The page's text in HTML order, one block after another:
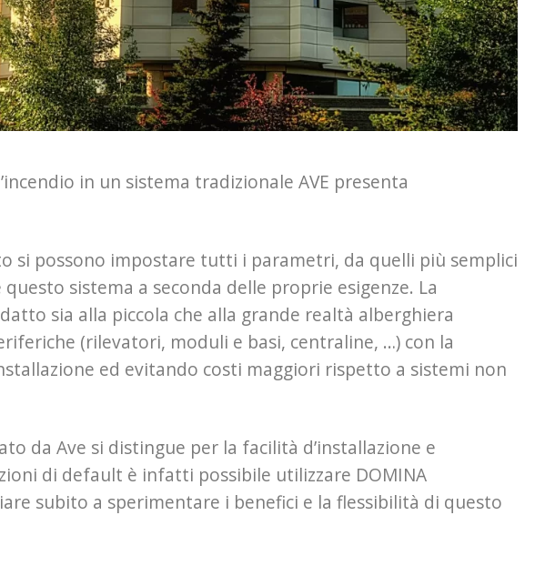
in un sistema tradizionale AVE presenta
si possono impostare tutti i parametri, da quelli più semplici
sistema a seconda delle proprie esigenze. La
sia alla piccola che alla grande realtà alberghiera
(rilevatori, moduli e basi, centraline, …) con la
ed evitando costi maggiori rispetto a sistemi non
da Ave si distingue per la facilità d’installazione e
di default è infatti possibile utilizzare DOMINA
subito a sperimentare i benefici e la flessibilità di questo